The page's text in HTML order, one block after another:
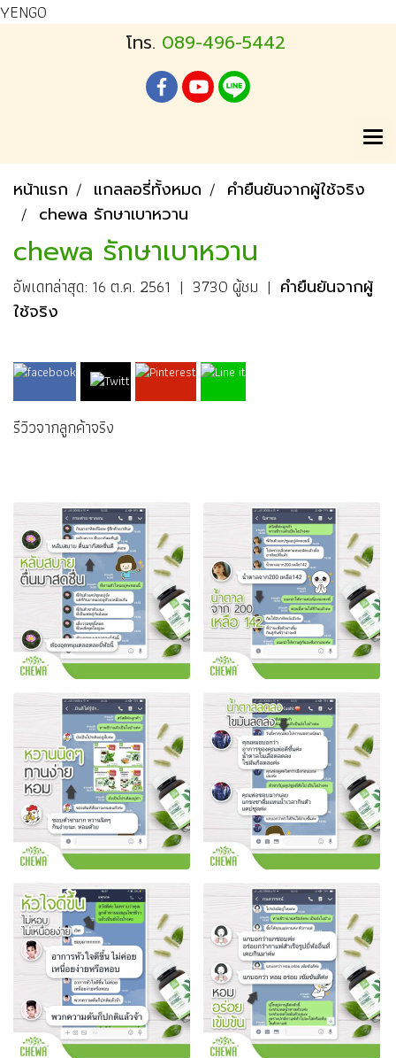
YENGO
โทร. 089-496-5442
หน้าแรก แกลลอรี่ทั้งหมด
คำยืนยันจากผู้ใช้จริง
chewa รักษาเบาหวาน
chewa รักษาเบาหวาน
อัพเดทล่าสุด: 16 ต.ค. 2561 | 3730 ผู้ชม | คำยืนยันจากผู้
ใช้จริง
รีวิวจากลูกค้าจริง